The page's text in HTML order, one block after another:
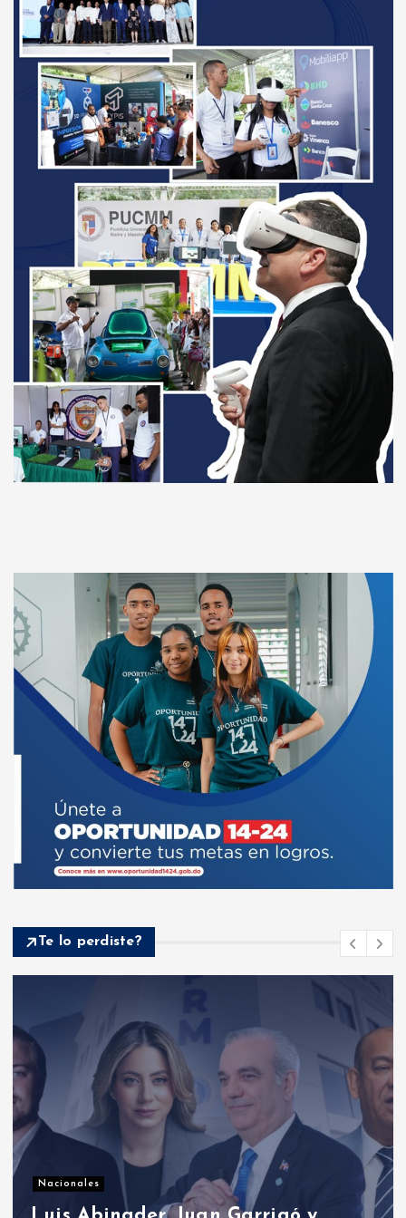
Te lo perdiste?
Presidenciales
Presidente Abinader abrirá XVI
congreso internacional de dirección